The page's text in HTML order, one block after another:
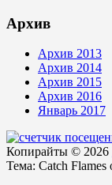
Архив
Архив 2013
Архив 2014
Архив 2015
Архив 2016
Январь 2017
Копирайты © 2026
Тема: Catch Flames